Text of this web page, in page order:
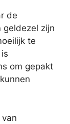
de
geldezel zijn
te
om gepakt